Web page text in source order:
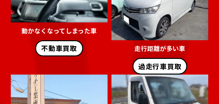
動かなくなってしまった車
不動車買取 走行距離が多い車
過走行車買取